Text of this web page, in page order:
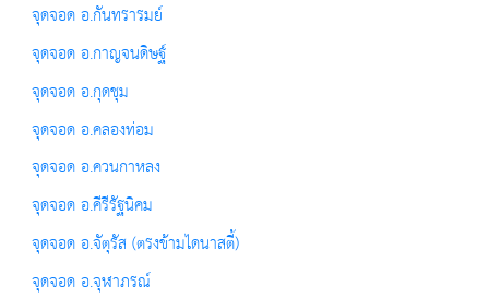
จุดจอด อ.กันทรารมย์
จุดจอด อ.กาญจนดิษฐ์
จุดจอด อ.กุดชุม
จุดจอด อ.คลองท่อม
จุดจอด อ.ควนกาหลง
จุดจอด อ.คีรีรัฐนิคม
จุดจอด อ.จัตุรัส (ตรงข้ามไดนาสตี้)
จุดจอด อ.จุฬาภรณ์